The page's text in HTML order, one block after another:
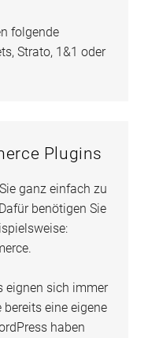
folgende
Strato, 1&1 oder
Plugins
ganz einfach zu
benötigen Sie
eignen sich immer
eine eigene
haben